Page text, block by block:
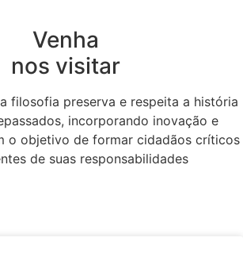
Venha
nos visitar
filosofia preserva e respeita a história
incorporando inovação e
o objetivo de formar cidadãos críticos
de suas responsabilidades